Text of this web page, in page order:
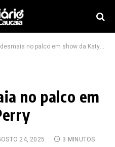
no palco em show da Katy Perry
no palco em
24, 2025 3 MINUTOS